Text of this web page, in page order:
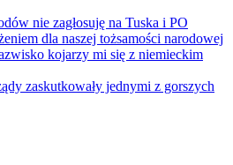
nie zagłosuję na Tuska i PO
dla naszej tożsamości narodowej
kojarzy mi się z niemieckim
zaskutkowały jednymi z gorszych